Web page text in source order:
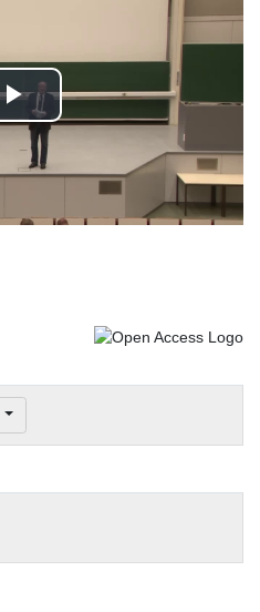
Play
Video